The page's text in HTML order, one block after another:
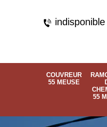
indisponible
COUVREUR
55 MEUSE
55